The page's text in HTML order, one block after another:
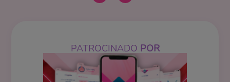
PATROCINADO POR